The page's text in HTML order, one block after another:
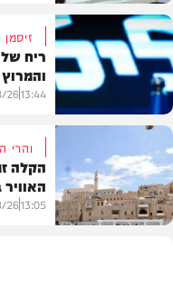
בארץ
פוליטי
ריח
13:44
26
והרי
הקלה
13:05
26